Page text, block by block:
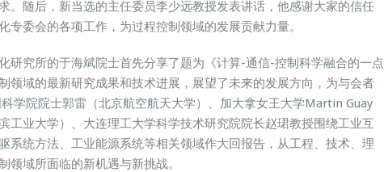
。随后，新当选的主任委员李少远教授发表讲话，他感谢大家的信任
专委会的各项工作，为过程控制领域的发展贡献力量。
研究所的于海斌院士首先分享了题为《计算-通信-控制科学融合的一点
领域的最新研究成果和技术进展，展望了未来的发展方向，为与会者
学院院士郭雷（北京航空航天大学）、加大拿女王大学Martin Guay
工业大学）、大连理工大学科学技术研究院院长赵珺教授围绕工业互
系统方法、工业能源系统等相关领域作大回报告，从工程、技术、理
领域所面临的新机遇与新挑战。